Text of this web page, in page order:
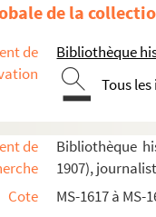
de la
de
Bibliothèque
Tous
de
Bibliothèque
1907),
Cote
MS-1617 à MS-